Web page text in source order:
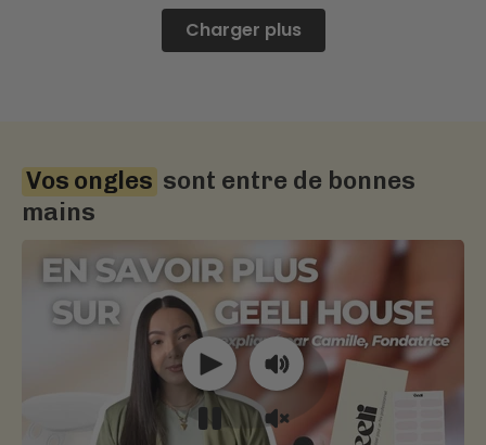
Charger plus
Vos ongles sont entre de bonnes
mains